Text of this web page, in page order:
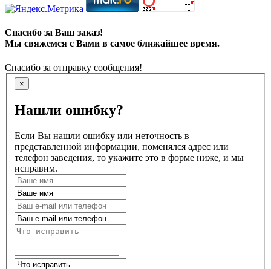
Спасибо за Ваш заказ!
Мы свяжемся с Вами в самое ближайшее время.
Спасибо за отправку сообщения!
×
Нашли ошибку?
Если Вы нашли ошибку или неточность в
представленной информации, поменялся адрес или
телефон заведения, то укажите это в форме ниже, и мы
исправим.